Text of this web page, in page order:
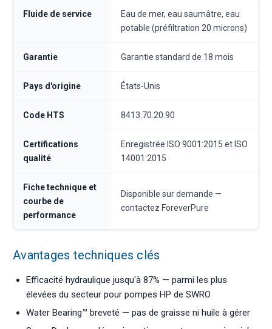
Fluide de service
Eau de mer, eau saumâtre, eau
potable (préfiltration 20 microns)
Garantie Garantie standard de 18 mois
Pays d'origine États-Unis
Code HTS 8413.70.20.90
Certifications
qualité
Enregistrée ISO 9001:2015 et ISO
14001:2015
Fiche technique et
courbe de
performance
Disponible sur demande —
contactez ForeverPure
Avantages techniques clés
Efficacité hydraulique jusqu'à 87% — parmi les plus
élevées du secteur pour pompes HP de SWRO
Water Bearing™ breveté — pas de graisse ni huile à gérer